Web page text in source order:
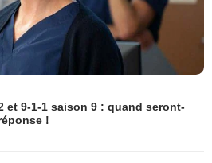
et 9-1-1 saison 9 : quand seront-
!